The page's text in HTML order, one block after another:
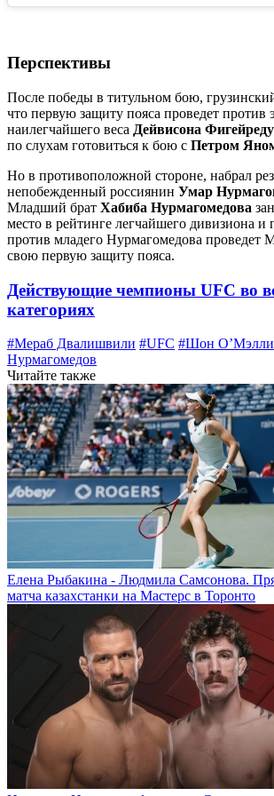
Перспективы
После победы в титульном бою,
что первую защиту пояса проведет против
наилегчайшего веса Дейвисона Фигейреду
по слухам готовиться к бою с Петром
Но в противоположной стороне, набрал
непобежденный россиянин Умар
Младший брат Хабиба Нурмагомедова
место в рейтинге легчайшего дивизиона
против младего Нурмагомедова проведет
свою первую защиту пояса.
Действующие чемпионы UFC во
категориях
#Мераб Двалишвили #UFC #Шон О’Мэлли
Нурмагомедов
Читайте также
Елена Рыбакина - Людмила Самсонова.
матча казахстанки на Мастерс в Торонто